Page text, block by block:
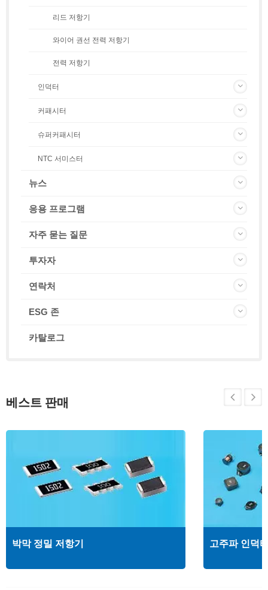
리드 저항기
와이어 권선 전력 저항기
전력 저항기
인덕터
커패시터
슈퍼커패시터
NTC 서미스터
뉴스
응용 프로그램
자주 묻는 질문
투자자
연락처
ESG 존
카탈로그
베스트 판매
박막 정밀 저항기 고주파 인덕